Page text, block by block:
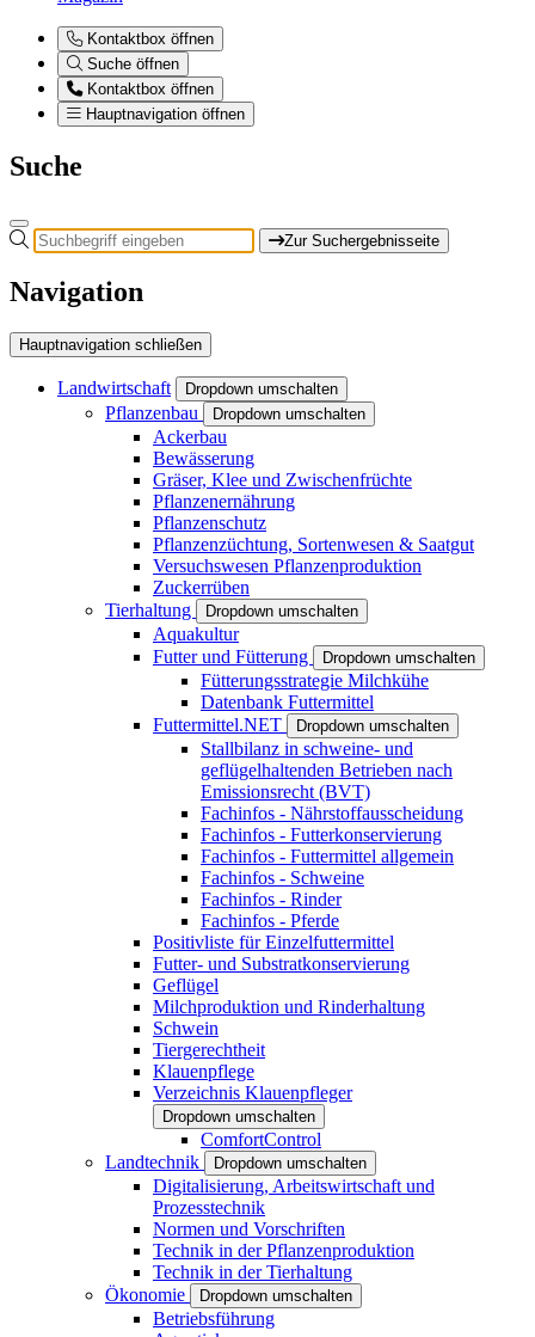
Kontaktbox öffnen
Suche öffnen
Kontaktbox öffnen
Hauptnavigation öffnen
Suche
Zur Suchergebnisseite
Navigation
Hauptnavigation schließen
Landwirtschaft Dropdown umschalten
Pflanzenbau Dropdown umschalten
Ackerbau
Bewässerung
Gräser, Klee und Zwischenfrüchte
Pflanzenernährung
Pflanzenschutz
Pflanzenzüchtung, Sortenwesen & Saatgut
Versuchswesen Pflanzenproduktion
Zuckerrüben
Tierhaltung
Dropdown umschalten
Aquakultur
Futter und Fütterung
Dropdown umschalten
Fütterungsstrategie Milchkühe
Datenbank Futtermittel
Futtermittel.NET
Dropdown umschalten
Stallbilanz in schweine- und
geflügelhaltenden Betrieben nach
Emissionsrecht (BVT)
Fachinfos - Nährstoffausscheidung
Fachinfos - Futterkonservierung
Fachinfos - Futtermittel allgemein
Fachinfos - Schweine
Fachinfos - Rinder
Fachinfos - Pferde
Positivliste für Einzelfuttermittel
Futter- und Substratkonservierung
Geflügel
Milchproduktion und Rinderhaltung
Schwein
Tiergerechtheit
Klauenpflege
Verzeichnis Klauenpfleger
Dropdown umschalten
ComfortControl
Landtechnik
Dropdown umschalten
Digitalisierung, Arbeitswirtschaft und
Prozesstechnik
Normen und Vorschriften
Technik in der Pflanzenproduktion
Technik in der Tierhaltung
Ökonomie
Dropdown umschalten
Betriebsführung